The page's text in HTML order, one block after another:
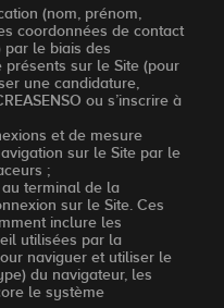
(nom, prénom,
coordonnées de contact
par le biais des
sur le Site (pour
une candidature,
ou s’inscrire à
et de mesure
sur le Site par le
;
terminal de la
sur le Site. Ces
inclure les
utilisées par la
naviguer et utiliser le
du navigateur, les
le système